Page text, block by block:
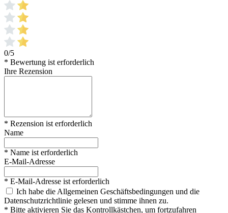
0/5
* Bewertung ist erforderlich
Ihre Rezension
* Rezension ist erforderlich
Name
* Name ist erforderlich
E-Mail-Adresse
* E-Mail-Adresse ist erforderlich
Ich habe die Allgemeinen Geschäftsbedingungen und die
Datenschutzrichtlinie gelesen und stimme ihnen zu.
* Bitte aktivieren Sie das Kontrollkästchen, um fortzufahren